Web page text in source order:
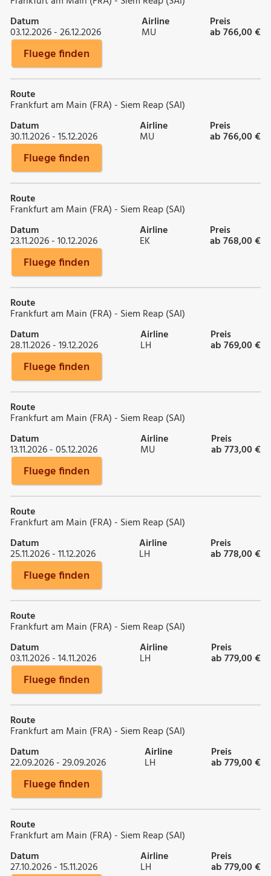
Datum
03.12.2026 - 26.12.2026
Airline
MU
Preis
ab 766,00 €
Fluege finden
Route
Frankfurt am Main (FRA) - Siem Reap (SAI)
Datum
30.11.2026 - 15.12.2026
Airline
MU
Preis
ab 766,00 €
Fluege finden
Route
Frankfurt am Main (FRA) - Siem Reap (SAI)
Datum
23.11.2026 - 10.12.2026
Airline
EK
Preis
ab 768,00 €
Fluege finden
Route
Frankfurt am Main (FRA) - Siem Reap (SAI)
Datum
28.11.2026 - 19.12.2026
Airline
LH
Preis
ab 769,00 €
Fluege finden
Route
Frankfurt am Main (FRA) - Siem Reap (SAI)
Datum
13.11.2026 - 05.12.2026
Airline
MU
Preis
ab 773,00 €
Fluege finden
Route
Frankfurt am Main (FRA) - Siem Reap (SAI)
Datum
25.11.2026 - 11.12.2026
Airline
LH
Preis
ab 778,00 €
Fluege finden
Route
Frankfurt am Main (FRA) - Siem Reap (SAI)
Datum
03.11.2026 - 14.11.2026
Airline
LH
Preis
ab 779,00 €
Fluege finden
Route
Frankfurt am Main (FRA) - Siem Reap (SAI)
Datum
22.09.2026 - 29.09.2026
Airline
LH
Preis
ab 779,00 €
Fluege finden
Route
Frankfurt am Main (FRA) - Siem Reap (SAI)
Datum
27.10.2026 - 15.11.2026
Airline
LH
Preis
ab 779,00 €